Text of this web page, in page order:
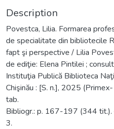
Description
Povestca, Lilia. Formarea
de specialitate din bibliotecile
fapt şi perspective / Lilia
de ediţie: Elena Pintilei ;
Instituţia Publică Biblioteca
Chişinău : [S. n.], 2025
tab.
Bibliogr.: p. 167-197 (344
3.